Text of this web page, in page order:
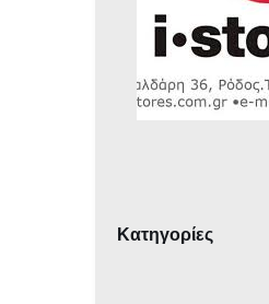
Κατηγορίες